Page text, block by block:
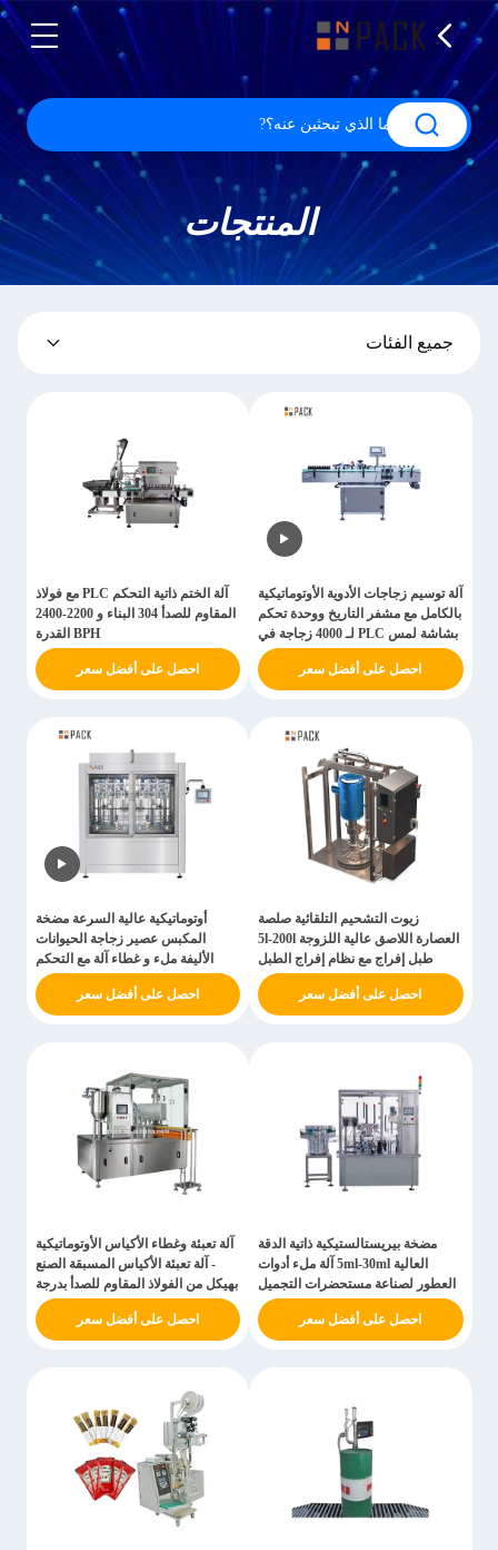
المنتجات
جميع الفئات
آلة توسيم زجاجات الأدوية الأوتوماتيكية
بالكامل مع مشفر التاريخ ووحدة تحكم
بشاشة لمس PLC لـ 4000 زجاجة في
الساعة
احصل على أفضل سعر
آلة الختم ذاتية التحكم PLC مع فولاذ
المقاوم للصدأ 304 البناء و 2200-2400
BPH القدرة
احصل على أفضل سعر
زيوت التشحيم التلقائية صلصة
العصارة اللاصق عالية اللزوجة 5l-200l
طبل إفراج مع نظام إفراج الطبل
احصل على أفضل سعر
أوتوماتيكية عالية السرعة مضخة
المكبس عصير زجاجة الحيوانات
الأليفة ملء و غطاء آلة مع التحكم
PLC
احصل على أفضل سعر
مضخة بيريستالستيكية ذاتية الدقة
العالية 5ml-30ml آلة ملء أدوات
العطور لصناعة مستحضرات التجميل
احصل على أفضل سعر
آلة تعبئة وغطاء الأكياس الأوتوماتيكية
- آلة تعبئة الأكياس المسبقة الصنع
بهيكل من الفولاذ المقاوم للصدأ بدرجة
الغذاء
احصل على أفضل سعر